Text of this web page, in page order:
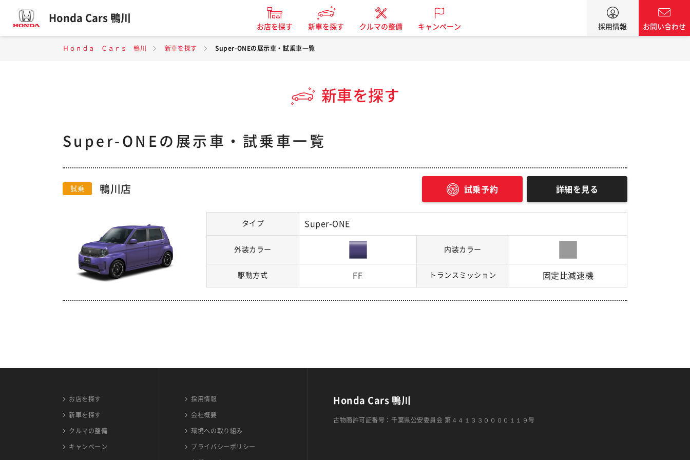
Honda Cars 鴨川
お店を探す 新車を探す クルマの整備 キャンペーン 採用情報 お問い合わせ
Ｈｏｎｄａ Ｃａｒｓ 鴨川 新車を探す Super-ONEの展示車・試乗車一覧
新車を探す
Super-ONEの展示車・試乗車一覧
試乗 鴨川店
タイプ Super-ONE
外装カラー 内装カラー
駆動方式 FF トランスミッション 固定比減速機
試乗予約 詳細を見る
お店を探す
新車を探す
クルマの整備
キャンペーン
採用情報
会社概要
環境への取り組み
プライバシーポリシー
Honda Cars 鴨川
古物商許可証番号：千葉県公安委員会 第４４１３３００００１１９号